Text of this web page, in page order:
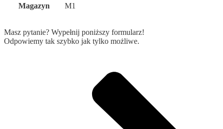
Magazyn M1
Masz pytanie? Wypełnij poniższy formularz!
Odpowiemy tak szybko jak tylko możliwe.